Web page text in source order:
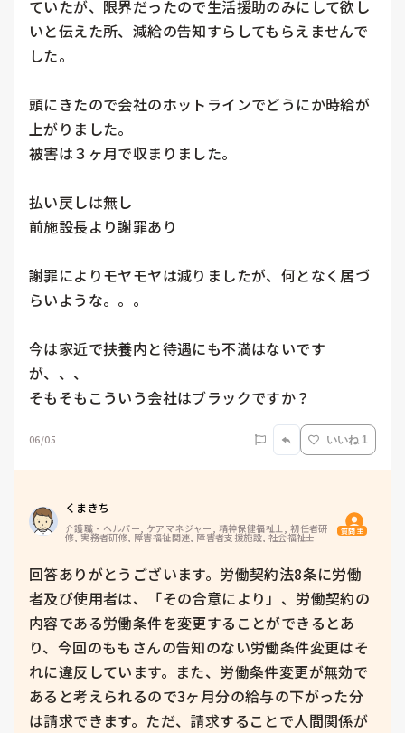
ていたが、限界だったので生活援助のみにして欲し
いと伝えた所、減給の告知すらしてもらえませんで
した。
頭にきたので会社のホットラインでどうにか時給が
上がりました。
被害は３ヶ月で収まりました。
払い戻しは無し
前施設長より謝罪あり
謝罪によりモヤモヤは減りましたが、何となく居づ
らいような。。。
今は家近で扶養内と待遇にも不満はないです
が、、、
そもそもこういう会社はブラックですか？
06/05 いいね 1
くまきち
介護職・ヘルパー, ケアマネジャー, 精神保健福祉士, 初任者研
修, 実務者研修, 障害福祉関連, 障害者支援施設, 社会福祉士 質問主
回答ありがとうございます。労働契約法8条に労働
者及び使用者は、「その合意により」、労働契約の
内容である労働条件を変更することができるとあ
り、今回のももさんの告知のない労働条件変更はそ
れに違反しています。また、労働条件変更が無効で
あると考えられるので3ヶ月分の給与の下がった分
は請求できます。ただ、請求することで人間関係が